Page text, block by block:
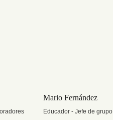
Mario Fernández
Educador - Jefe de grupo